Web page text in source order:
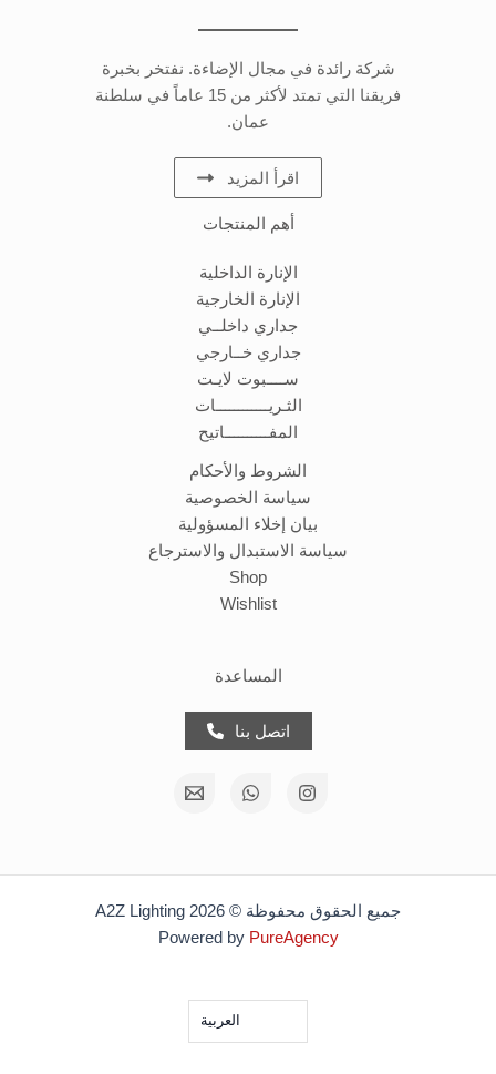
شركة رائدة في مجال الإضاءة. نفتخر بخبرة
فريقنا التي تمتد لأكثر من 15 عاماً في سلطنة
عمان.
اقرأ المزيد
أهم المنتجات
الإنارة الداخلية
الإنارة الخارجية
جداري داخلــي
جداري خــارجي
ســــبوت لايـت
الثـريــــــــــــات
المفــــــــــاتيح
الشروط والأحكام
سياسة الخصوصية
بيان إخلاء المسؤولية
سياسة الاستبدال والاسترجاع
Shop
Wishlist
المساعدة
اتصل بنا
جميع الحقوق محفوظة © 2026 A2Z Lighting
Powered by PureAgency
العربية‏